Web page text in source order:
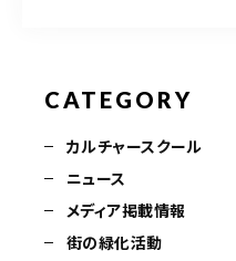
CATEGORY
カルチャースクール
ニュース
メディア掲載情報
街の緑化活動